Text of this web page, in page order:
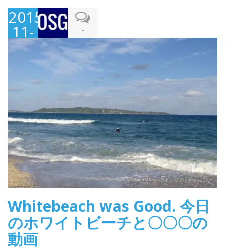
2015-
11-
23
-
Whitebeach was Good. 今日
のホワイトビーチと〇〇〇の
動画